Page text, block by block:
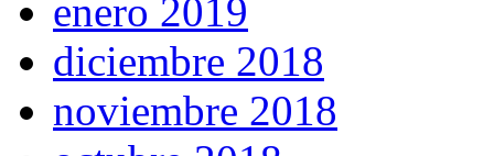
enero 2019
diciembre 2018
noviembre 2018